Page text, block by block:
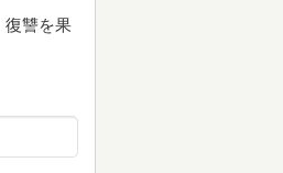
復讐を果